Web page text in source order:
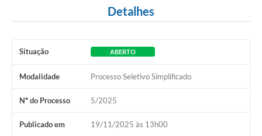
Detalhes
Situação ABERTO
Modalidade Processo Seletivo Simplificado
Nº do Processo 5/2025
Publicado em 19/11/2025 às 13h00